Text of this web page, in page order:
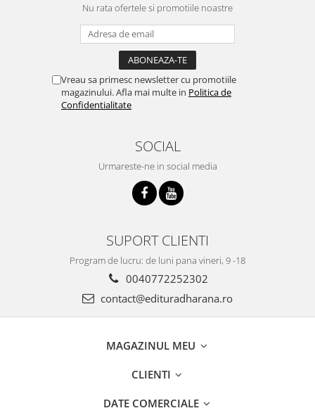
Nu rata ofertele si promotiile noastre
Vreau sa primesc newsletter cu promotiile
magazinului. Afla mai multe in Politica de
Confidentialitate
SOCIAL
Urmareste-ne in social media
SUPORT CLIENTI
Program de lucru: de luni pana vineri, 9 -18
0040772252302
contact@edituradharana.ro
MAGAZINUL MEU
CLIENTI
DATE COMERCIALE